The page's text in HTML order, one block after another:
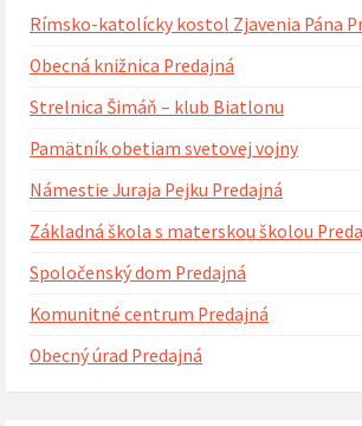
Rímsko-katolícky kostol Zjavenia Pána
Obecná knižnica Predajná
Strelnica Šimáň – klub Biatlonu
Pamätník obetiam svetovej vojny
Námestie Juraja Pejku Predajná
Základná škola s materskou školou
Spoločenský dom Predajná
Komunitné centrum Predajná
Obecný úrad Predajná